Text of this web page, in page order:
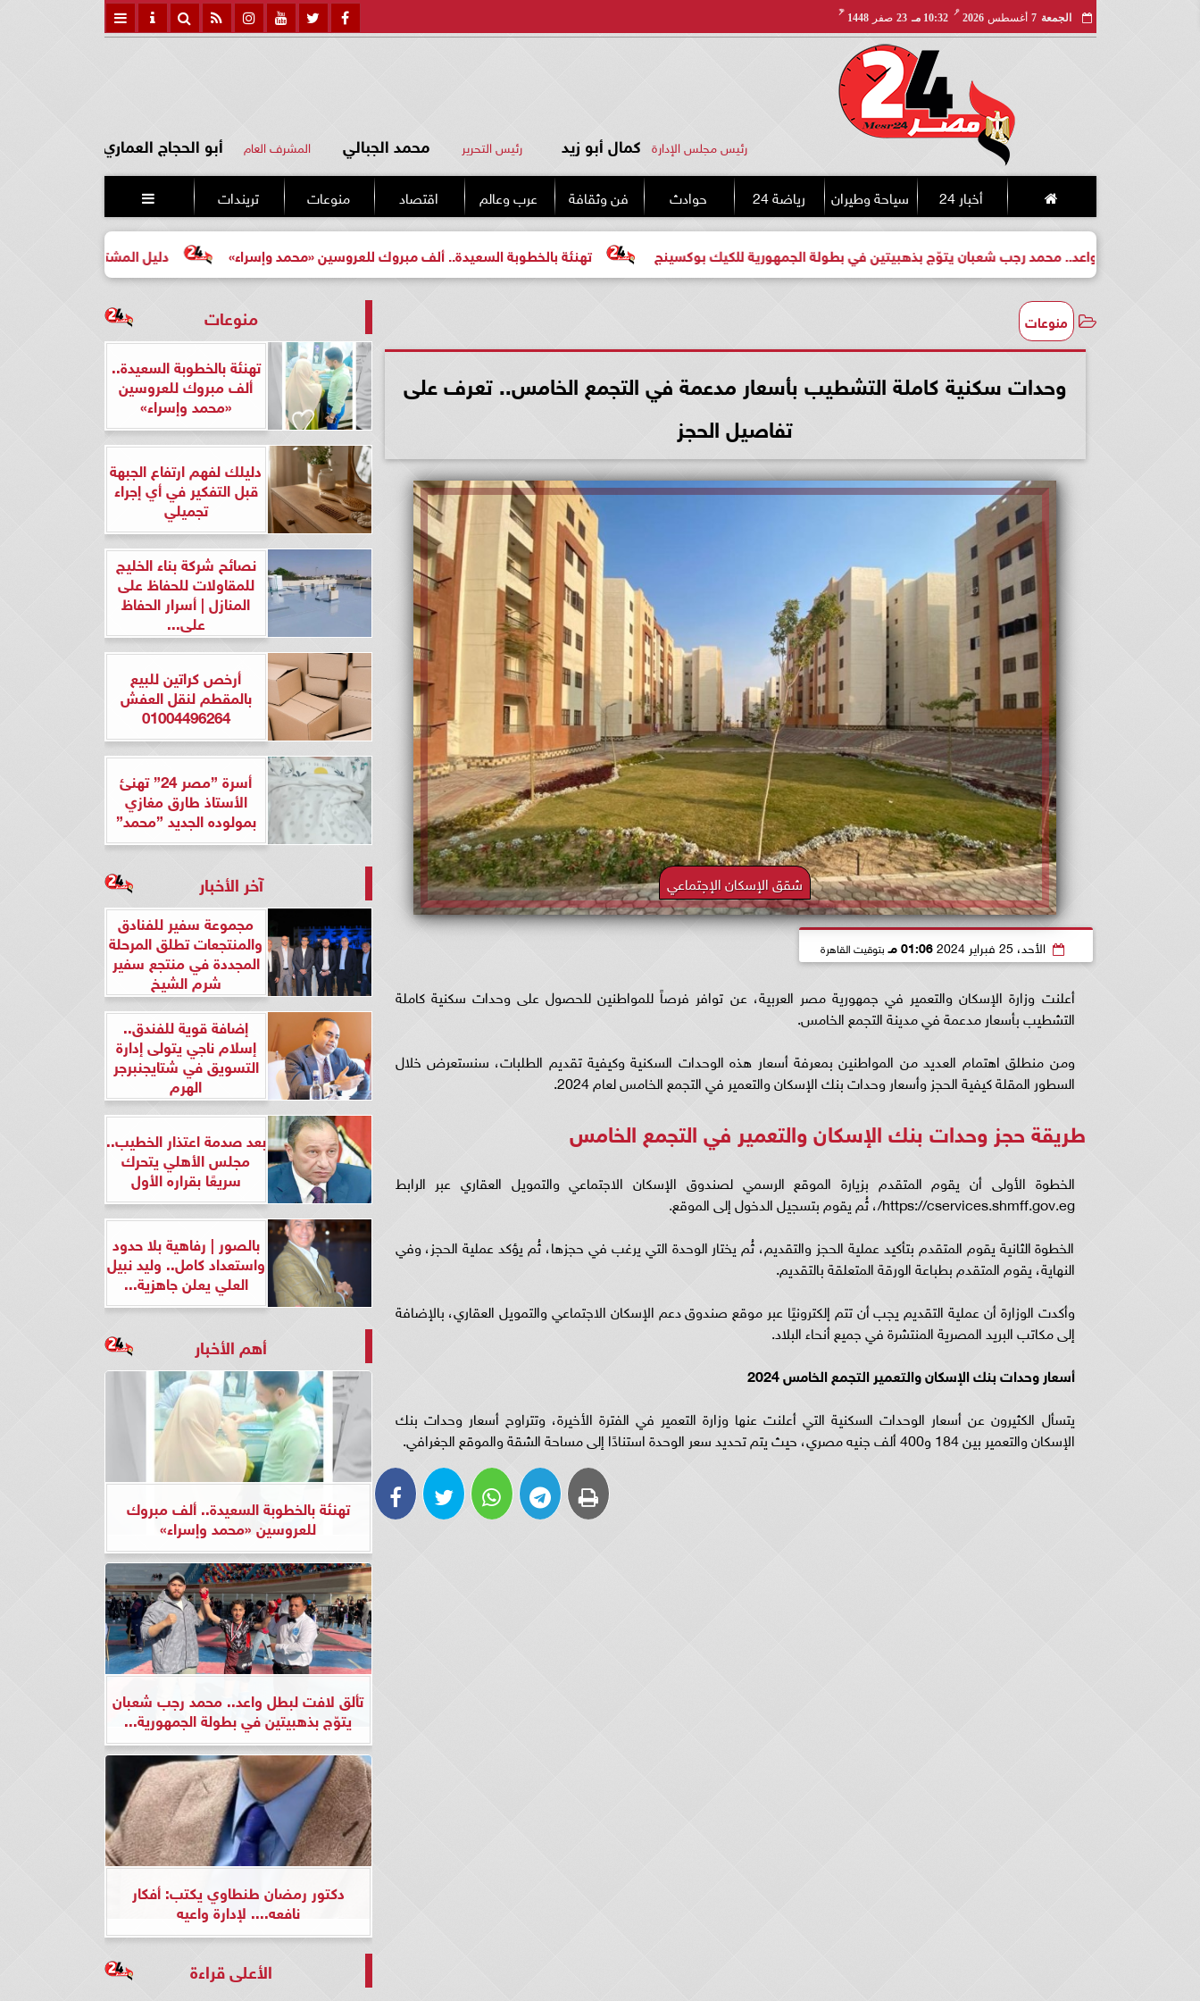
الجمعة 7 أغسطس 2026
مـ
10:32 مـ 23 صفر 1448
هـ
رئيس مجلس الإدارة كمال أبو زيد رئيس التحرير محمد الجبالي المشرف العام أبو الحجاج العماري
أخبار 24 سياحة وطيران رياضة 24 حوادث فن وثقافة عرب وعالم اقتصاد منوعات تريندات 
دليل المشتري لأول مرة لاختيار مشروع تهنئة بالخطوبة السعيدة.. ألف مبروك للعروسين «محمد وإسراء» لبطل واعد.. محمد رجب شعبان يتوّج بذهبيتين في بطولة الجمهورية للكيك بوكسينج
منوعات
وحدات سكنية كاملة التشطيب بأسعار مدعمة في التجمع الخامس.. تعرف على
تفاصيل الحجز
شقق الإسكان الإجتماعي
الأحد، 25 فبراير 2024 01:06 مـ بتوقيت القاهرة
أعلنت وزارة الإسكان والتعمير في جمهورية مصر العربية، عن توافر فرصاً للمواطنين للحصول على وحدات سكنية كاملة
التشطيب بأسعار مدعمة في مدينة التجمع الخامس.
ومن منطلق اهتمام العديد من المواطنين بمعرفة أسعار هذه الوحدات السكنية وكيفية تقديم الطلبات، سنستعرض خلال
السطور المقلة كيفية الحجز وأسعار وحدات بنك الإسكان والتعمير في التجمع الخامس لعام 2024.
طريقة حجز وحدات بنك الإسكان والتعمير في التجمع الخامس
الخطوة الأولى أن يقوم المتقدم بزيارة الموقع الرسمي لصندوق الإسكان الاجتماعي والتمويل العقاري عبر الرابط
https://cservices.shmff.gov.eg/، ثُم يقوم بتسجيل الدخول إلى الموقع.
الخطوة الثانية يقوم المتقدم بتأكيد عملية الحجز والتقديم، ثُم يختار الوحدة التي يرغب في حجزها، ثُم يؤكد عملية الحجز، وفي
النهاية، يقوم المتقدم بطباعة الورقة المتعلقة بالتقديم.
وأكدت الوزارة أن عملية التقديم يجب أن تتم إلكترونيًا عبر موقع صندوق دعم الإسكان الاجتماعي والتمويل العقاري، بالإضافة
إلى مكاتب البريد المصرية المنتشرة في جميع أنحاء البلاد.
أسعار وحدات بنك الإسكان والتعمير التجمع الخامس 2024
يتسأل الكثيرون عن أسعار الوحدات السكنية التي أعلنت عنها وزارة التعمير في الفترة الأخيرة، وتتراوح أسعار وحدات بنك
الإسكان والتعمير بين 184 و400 ألف جنيه مصري، حيث يتم تحديد سعر الوحدة استنادًا إلى مساحة الشقة والموقع الجغرافي.
منوعات
تهنئة بالخطوبة السعيدة..
ألف مبروك للعروسين
«محمد وإسراء»
دليلك لفهم ارتفاع الجبهة
قبل التفكير في أي إجراء
تجميلي
نصائح شركة بناء الخليج
للمقاولات للحفاظ على
المنازل | أسرار الحفاظ
على...
أرخص كراتين للبيع
بالمقطم لنقل العفش
01004496264
أسرة ”مصر 24” تهنئ
الأستاذ طارق مغازي
بمولوده الجديد ”محمد”
آخر الأخبار
مجموعة سفير للفنادق
والمنتجعات تطلق المرحلة
المجددة في منتجع سفير
شرم الشيخ
إضافة قوية للفندق..
إسلام ناجي يتولى إدارة
التسويق في شتايجنبرجر
الهرم
بعد صدمة اعتذار الخطيب..
مجلس الأهلي يتحرك
سريعًا بقراره الأول
بالصور | رفاهية بلا حدود
واستعداد كامل.. وليد نبيل
العلي يعلن جاهزية...
أهم الأخبار
تهنئة بالخطوبة السعيدة.. ألف مبروك
للعروسين «محمد وإسراء»
تألق لافت لبطل واعد.. محمد رجب شعبان
يتوّج بذهبيتين في بطولة الجمهورية...
دكتور رمضان طنطاوي يكتب: أفكار
نافعه.... لإدارة واعيه
الأعلى قراءة